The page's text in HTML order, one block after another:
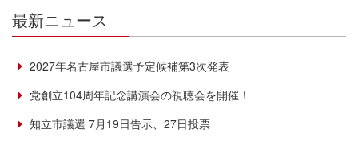
最新ニュース
2027年名古屋市議選予定候補第3次発表
党創立104周年記念講演会の視聴会を開催！
知立市議選 7月19日告示、27日投票